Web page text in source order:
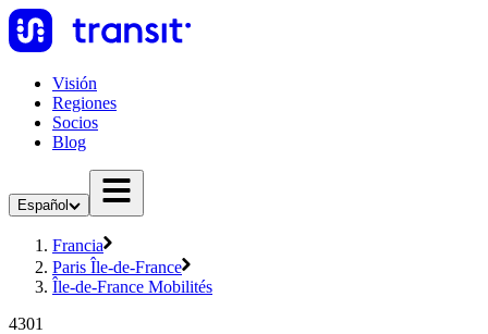
Visión
Regiones
Socios
Blog
Español
Francia
Paris Île-de-France
Île-de-France Mobilités
4301